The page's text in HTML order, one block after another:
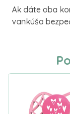
Ak dáte oba
vankúša